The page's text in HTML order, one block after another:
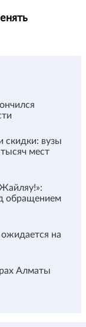
скидки: вузы
мест
обращением
на
Алматы